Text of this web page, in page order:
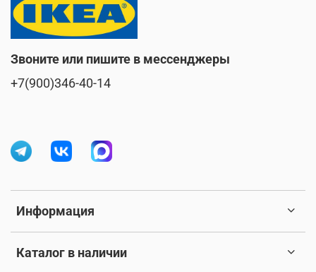
Информация
Каталог в наличии
Звоните или пишите в мессенджеры
+7(900)346-40-14